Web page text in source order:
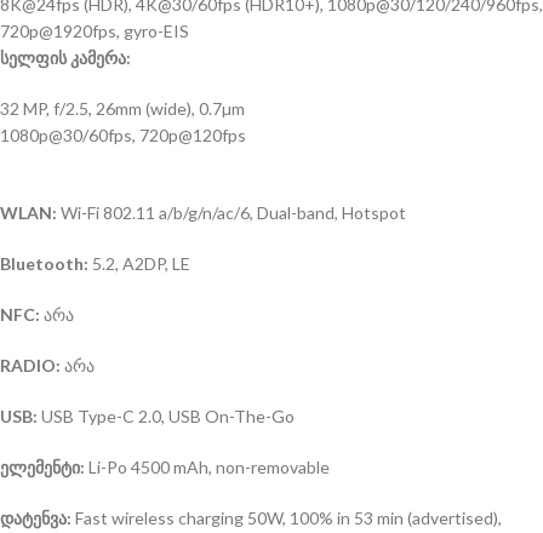
8K@24fps (HDR), 4K@30/60fps (HDR10+), 1080p@30/120/240/960fps,
720p@1920fps, gyro-EIS
სელფის კამერა:
32 MP, f/2.5, 26mm (wide), 0.7µm
1080p@30/60fps, 720p@120fps
WLAN: Wi-Fi 802.11 a/b/g/n/ac/6, Dual-band, Hotspot
Bluetooth: 5.2, A2DP, LE
NFC: არა
RADIO: არა
USB: USB Type-C 2.0, USB On-The-Go
ელემენტი: Li-Po 4500 mAh, non-removable
დატენვა: Fast wireless charging 50W, 100% in 53 min (advertised),